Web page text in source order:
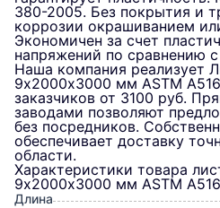
380-2005. Без покрытия и
коррозии окрашиванием
Экономичен за счет
напряжений по сравнению
Наша компания реализует
9х2000х3000 мм ASTM
заказчиков от 3100 руб.
заводами позволяют
без посредников.
обеспечивает доставку
области.
Характеристики товара
9х2000х3000 мм ASTM A516
Длина